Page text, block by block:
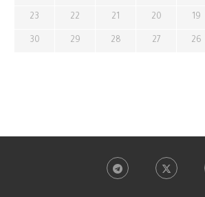
19
20
21
22
23
26
27
28
29
30